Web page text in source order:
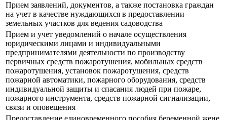
Прием заявлений, документов, а также постановка граждан
на учет в качестве нуждающихся в предоставлении
земельных участков для ведения садоводства
Прием и учет уведомлений о начале осуществления
юридическими лицами и индивидуальными
предпринимателями деятельности по производству
первичных средств пожаротушения, мобильных средств
пожаротушения, установок пожаротушения, средств
пожарной автоматики, пожарного оборудования, средств
индивидуальной защиты и спасания людей при пожаре,
пожарного инструмента, средств пожарной сигнализации,
связи и оповещения
Предоставление единовременного пособия беременной жене